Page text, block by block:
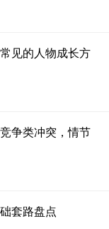
见的人物成长方
争类冲突，情节
套路盘点